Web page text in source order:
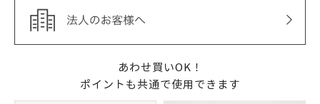
あわせ買いOK！
ポイントも共通で使用できます